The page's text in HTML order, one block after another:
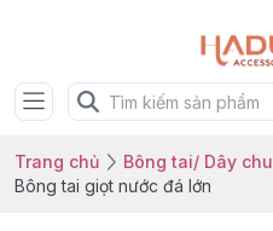
Trang chủ
Bông tai/ Dây
Bông tai giọt nước đá lớn